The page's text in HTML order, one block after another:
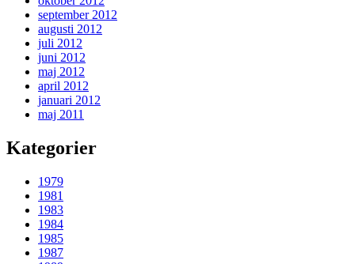
september 2012
augusti 2012
juli 2012
juni 2012
maj 2012
april 2012
januari 2012
maj 2011
Kategorier
1979
1981
1983
1984
1985
1987